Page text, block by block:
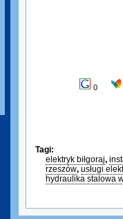
0
Tagi:
elektryk biłgoraj,
rzeszów, usługi
hydraulika stalowa